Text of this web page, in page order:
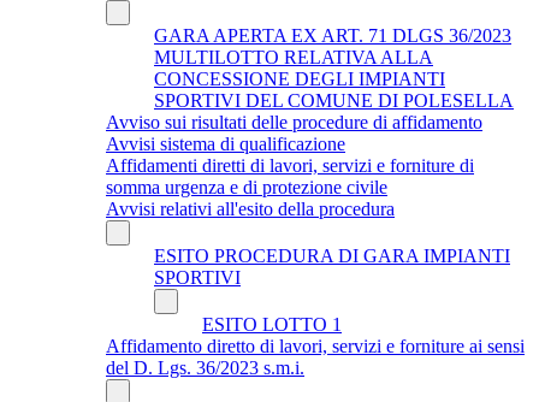
GARA APERTA EX ART. 71 DLGS 36/2023
MULTILOTTO RELATIVA ALLA
CONCESSIONE DEGLI IMPIANTI
SPORTIVI DEL COMUNE DI POLESELLA
Avviso sui risultati delle procedure di affidamento
Avvisi sistema di qualificazione
Affidamenti diretti di lavori, servizi e forniture di
somma urgenza e di protezione civile
Avvisi relativi all'esito della procedura
ESITO PROCEDURA DI GARA IMPIANTI
SPORTIVI
ESITO LOTTO 1
Affidamento diretto di lavori, servizi e forniture ai sensi
del D. Lgs. 36/2023 s.m.i.